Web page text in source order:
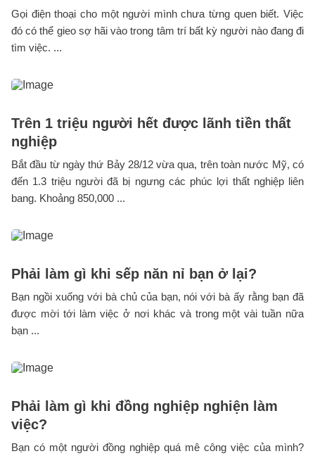
Gọi điện thoại cho một người mình chưa từng quen biết. Việc
đó có thể gieo sợ hãi vào trong tâm trí bất kỳ người nào đang đi
tìm việc. ...
Trên 1 triệu người hết được lãnh tiền thất
nghiệp
Bắt đầu từ ngày thứ Bảy 28/12 vừa qua, trên toàn nước Mỹ, có
đến 1.3 triệu người đã bị ngưng các phúc lợi thất nghiệp liên
bang. Khoảng 850,000 ...
Phải làm gì khi sếp năn nỉ bạn ở lại?
Bạn ngồi xuống với bà chủ của bạn, nói với bà ấy rằng bạn đã
được mời tới làm việc ở nơi khác và trong một vài tuần nữa
bạn ...
Phải làm gì khi đồng nghiệp nghiện làm
việc?
Bạn có một người đồng nghiệp quá mê công việc của mình?